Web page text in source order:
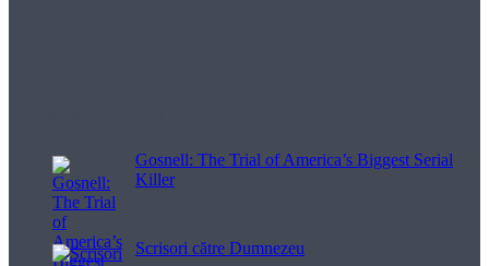
Gosnell: The Trial of America’s Biggest Serial
Killer
Scrisori către Dumnezeu